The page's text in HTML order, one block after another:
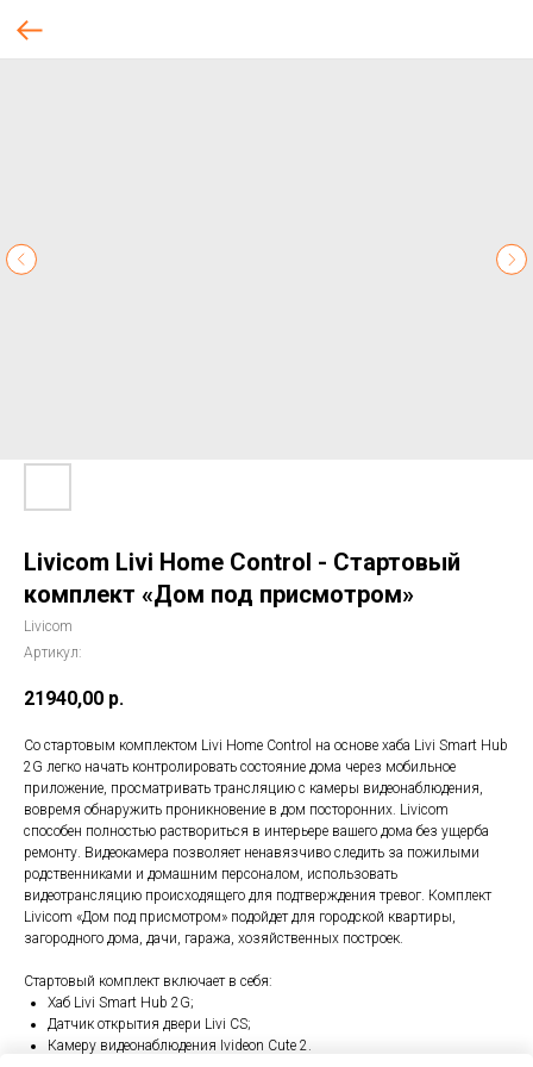
Livicom Livi Home Control - Стартовый
комплект «Дом под присмотром»
Livicom
Артикул:
21940,00 р.
Со стартовым комплектом Livi Home Control на основе хаба Livi Smart Hub
2G легко начать контролировать состояние дома через мобильное
приложение, просматривать трансляцию с камеры видеонаблюдения,
вовремя обнаружить проникновение в дом посторонних. Livicom
способен полностью раствориться в интерьере вашего дома без ущерба
ремонту. Видеокамера позволяет ненавязчиво следить за пожилыми
родственниками и домашним персоналом, использовать
видеотрансляцию происходящего для подтверждения тревог. Комплект
Livicom «Дом под присмотром» подойдет для городской квартиры,
загородного дома, дачи, гаража, хозяйственных построек.
Стартовый комплект включает в себя:
Хаб Livi Smart Hub 2G;
Датчик открытия двери Livi CS;
Камеру видеонаблюдения Ivideon Cute 2.